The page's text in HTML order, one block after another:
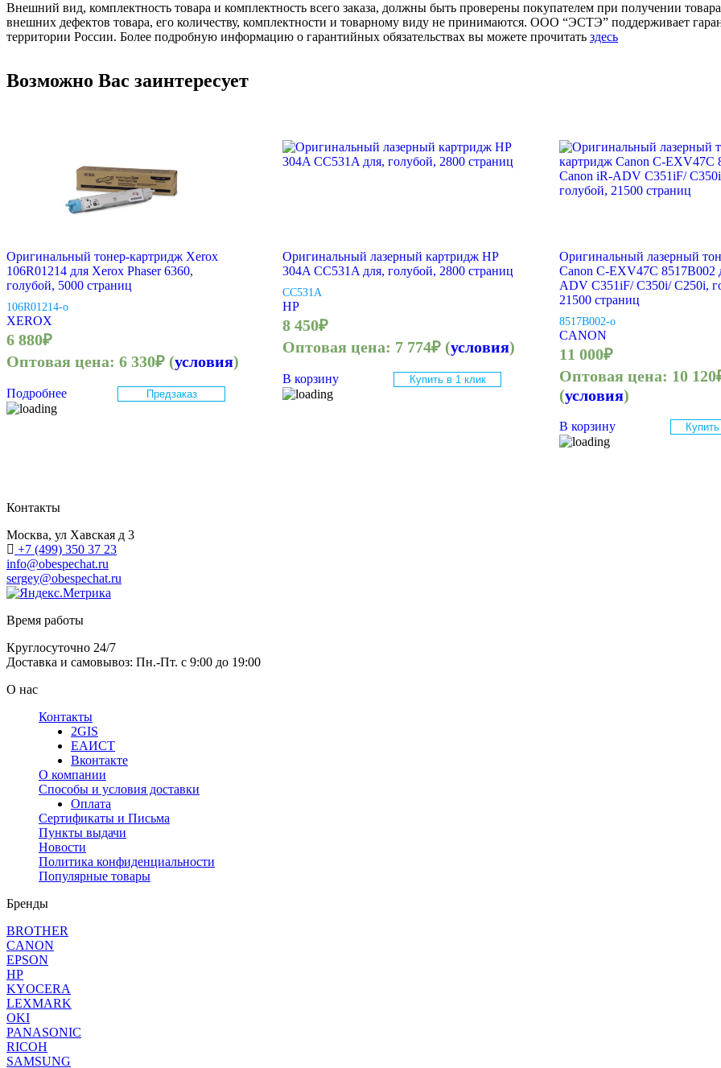
Внешний вид, комплектность товара и комплектность всего заказа, должны быть проверены покупателем при получении
внешних дефектов товара, его количеству, комплектности и товарному виду не принимаются. ООО “ЭСТЭ” поддерживает
территории России. Более подробную информацию о гарантийных обязательствах вы можете прочитать здесь
Возможно Вас заинтересует
Оригинальный тонер-картридж Xerox
106R01214 для Xerox Phaser 6360,
голубой, 5000 страниц
106R01214-o
XEROX
6 880₽
Оптовая цена: 6 330₽ (условия)
Подробнее Предзаказ
Оригинальный лазерный картридж HP
304A CC531A для, голубой, 2800 страниц
CC531A
HP
8 450₽
Оптовая цена: 7 774₽ (условия)
В корзину Купить в 1 клик
Оригинальный лазерный
Canon C-EXV47C 8517B002
ADV C351iF/ C350i/ C250i,
21500 страниц
8517B002-o
CANON
11 000₽
Оптовая цена: 10 120
(условия)
В корзину
Контакты
Москва, ул Хавская д 3
+7 (499) 350 37 23
info@obespechat.ru
sergey@obespechat.ru
Время работы
Круглосуточно 24/7
Доставка и самовывоз: Пн.-Пт. с 9:00 до 19:00
О нас
Контакты
2GIS
ЕАИСТ
Вконтакте
О компании
Способы и условия доставки
Оплата
Сертификаты и Письма
Пункты выдачи
Новости
Политика конфиденциальности
Популярные товары
Бренды
BROTHER
CANON
EPSON
HP
KYOCERA
LEXMARK
OKI
PANASONIC
RICOH
SAMSUNG